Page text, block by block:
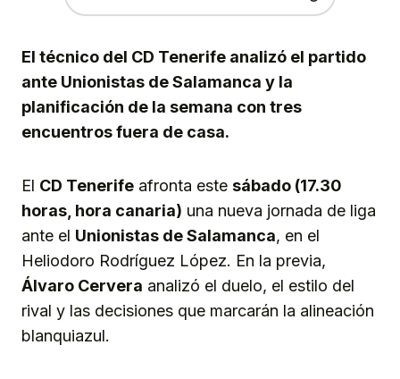
El técnico del CD Tenerife analizó el partido
ante Unionistas de Salamanca y la
planificación de la semana con tres
encuentros fuera de casa.
El CD Tenerife afronta este sábado (17.30
horas, hora canaria) una nueva jornada de liga
ante el Unionistas de Salamanca, en el
Heliodoro Rodríguez López. En la previa,
Álvaro Cervera analizó el duelo, el estilo del
rival y las decisiones que marcarán la alineación
blanquiazul.